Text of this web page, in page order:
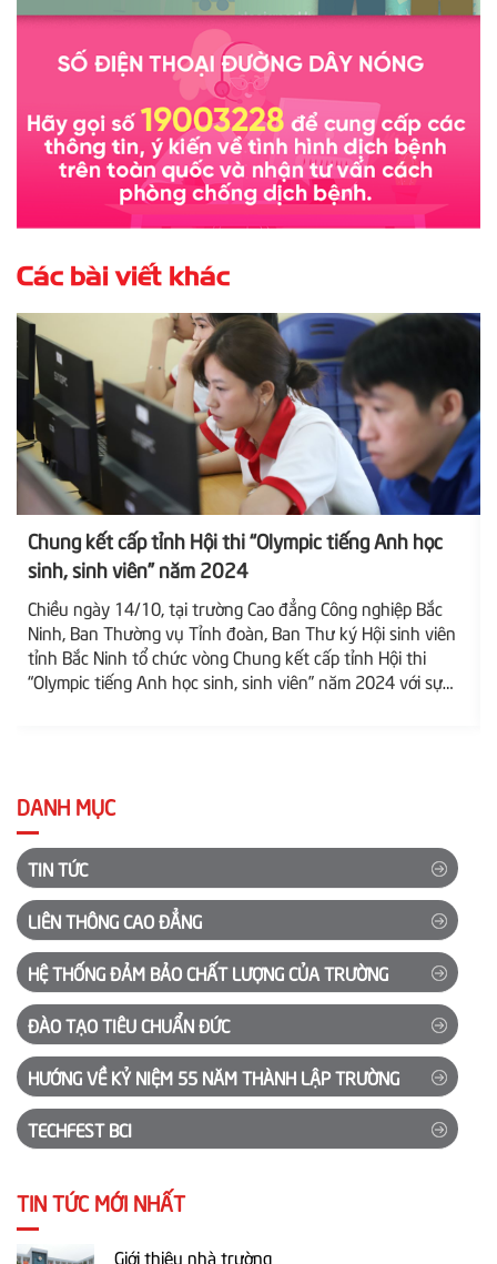
Các bài viết khác
Chung kết cấp tỉnh Hội thi “Olympic tiếng Anh học
sinh, sinh viên” năm 2024
Chiều ngày 14/10, tại trường Cao đẳng Công nghiệp Bắc
Ninh, Ban Thường vụ Tỉnh đoàn, Ban Thư ký Hội sinh viên
tỉnh Bắc Ninh tổ chức vòng Chung kết cấp tỉnh Hội thi
“Olympic tiếng Anh học sinh, sinh viên” năm 2024 với sự
DANH MỤC
TIN TỨC
LIÊN THÔNG CAO ĐẲNG
HỆ THỐNG ĐẢM BẢO CHẤT LƯỢNG CỦA TRƯỜNG
ĐÀO TẠO TIÊU CHUẨN ĐỨC
HƯỚNG VỀ KỶ NIỆM 55 NĂM THÀNH LẬP TRƯỜNG
TECHFEST BCI
TIN TỨC MỚI NHẤT
Giới thiệu nhà trường